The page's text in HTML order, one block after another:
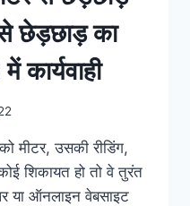
छेड़छाड़ का
कार्यवाही
मीटर, उसकी रीडिंग,
शिकायत हो तो वे तुरंत
या ऑनलाइन वेबसाइट